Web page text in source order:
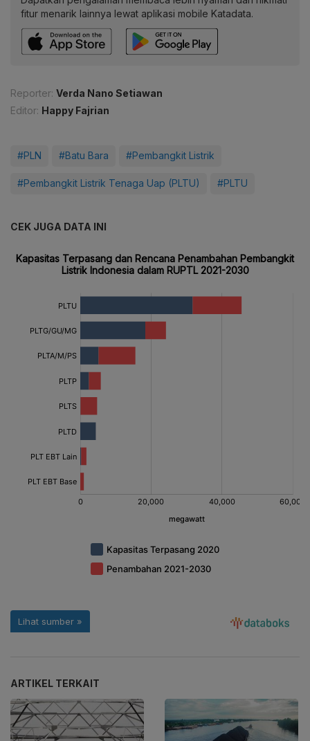
fitur menarik lainnya lewat aplikasi mobile Katadata.
Reporter: Verda Nano Setiawan
Editor: Happy Fajrian
#PLN #Batu Bara #Pembangkit Listrik
#Pembangkit Listrik Tenaga Uap (PLTU) #PLTU
CEK JUGA DATA INI
ARTIKEL TERKAIT